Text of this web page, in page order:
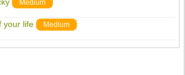
Medium
your life Medium